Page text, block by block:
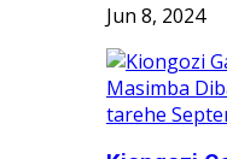
Jun 8, 2024